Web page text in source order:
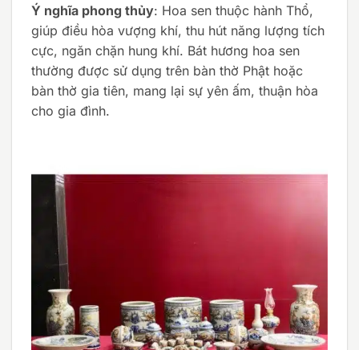
Ý nghĩa phong thủy: Hoa sen thuộc hành Thổ,
giúp điều hòa vượng khí, thu hút năng lượng tích
cực, ngăn chặn hung khí. Bát hương hoa sen
thường được sử dụng trên bàn thờ Phật hoặc
bàn thờ gia tiên, mang lại sự yên ấm, thuận hòa
cho gia đình.